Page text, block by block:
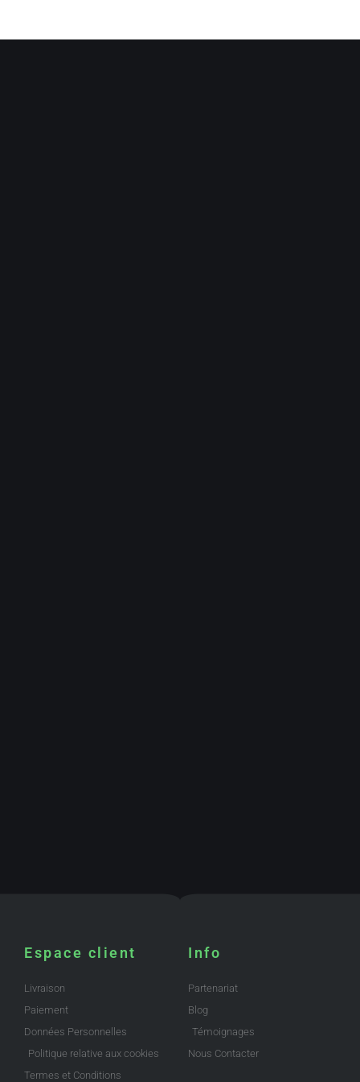
Espace client
Livraison
Paiement
Données Personnelles
Politique relative aux cookies
Termes et Conditions
Info
Partenariat
Blog
Témoignages
Nous Contacter